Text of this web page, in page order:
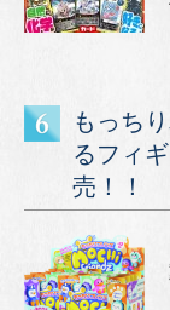
もっち
るフィ
売！！